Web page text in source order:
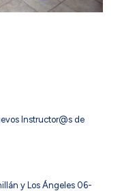
Instructor@s de
y Los Ángeles 06-